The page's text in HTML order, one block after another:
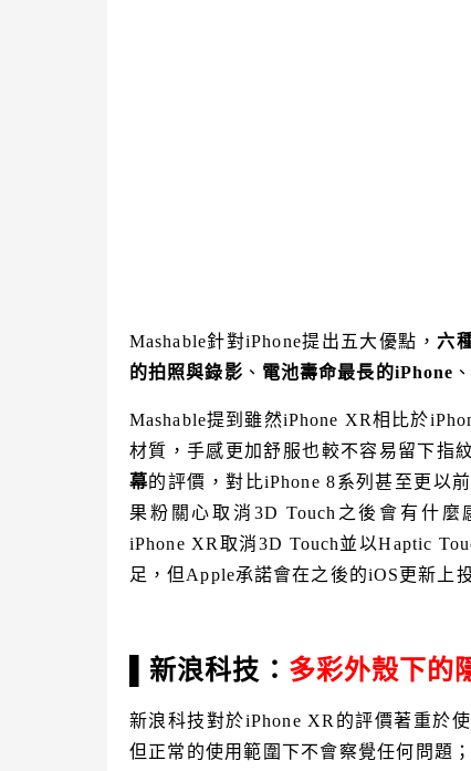
Mashable針對iPhone提出五大優點， 六
的拍照與錄影 、 電池壽命最長的iPhone 、
Mashable提到雖然iPhone XR相比於
材質，手感更加舒服也較不容易留下指
幕的評價，對比iPhone 8系列甚至更以
果粉關心取消3D Touch之後會有什麼
iPhone XR取消3D Touch並以Haptic
足，但Apple承諾會在之後的iOS更新上
新浪科技： 多彩外殼下的
新浪科技對於iPhone XR的評價著重於
但正常的使用範圍下不會察覺任何問題